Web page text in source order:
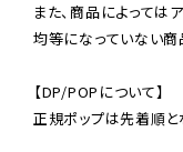
また、商品によっては
均等になっていない商
【DP/POPについて】
正規ポップは先着順と